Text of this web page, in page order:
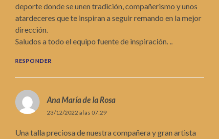
deporte donde se unen tradición, compañerismo y unos
atardeceres que te inspiran a seguir remando en la mejor
dirección.
Saludos a todo el equipo fuente de inspiración. ..
RESPONDER
Ana María de la Rosa
23/12/2022 a las 07:29
Una talla preciosa de nuestra compañera y gran artista